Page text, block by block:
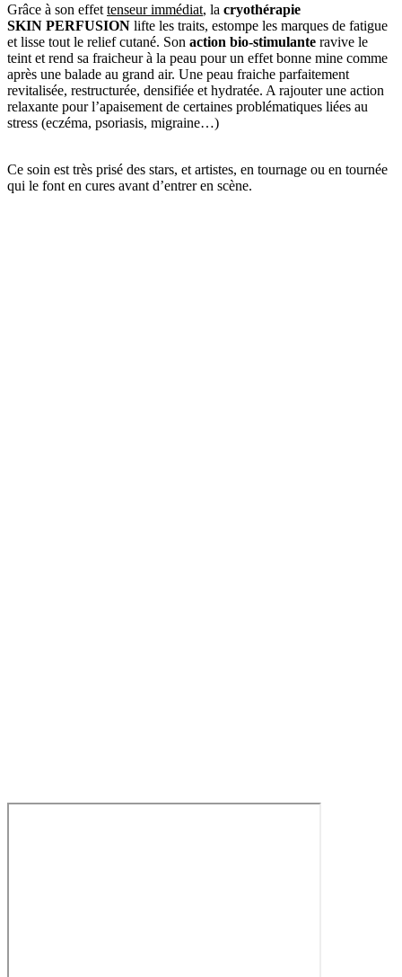
Grâce à son effet tenseur immédiat, la cryothérapie
SKIN PERFUSION lifte les traits, estompe les marques de fatigue
et lisse tout le relief cutané. Son action bio-stimulante ravive le
teint et rend sa fraicheur à la peau pour un effet bonne mine comme
après une balade au grand air. Une peau fraiche parfaitement
revitalisée, restructurée, densifiée et hydratée. A rajouter une action
relaxante pour l’apaisement de certaines problématiques liées au
stress (eczéma, psoriasis, migraine…)
Ce soin est très prisé des stars, et artistes, en tournage ou en tournée
qui le font en cures avant d’entrer en scène.